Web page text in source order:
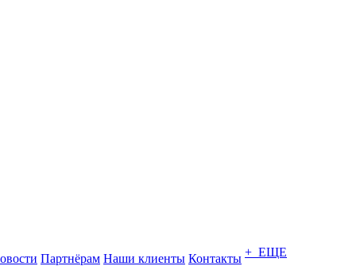
Партнёрам Наши клиенты Контакты + ЕЩЕ